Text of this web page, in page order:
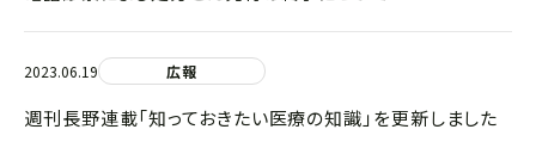
2023.06.19 広報
週刊長野連載「知っておきたい医療の知識」を更新しました